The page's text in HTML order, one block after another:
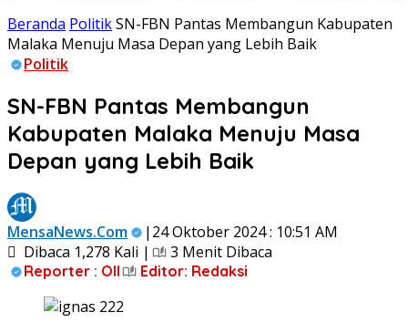
Beranda PolitikSN-FBN Pantas Membangun Kabupaten
Malaka Menuju Masa Depan yang Lebih Baik
Politik
SN-FBN Pantas Membangun
Kabupaten Malaka Menuju Masa
Depan yang Lebih Baik
MensaNews.Com
|24 Oktober 2024 : 10:51 AM
Dibaca 1,278 Kali |
3 Menit Dibaca
Reporter : Oll Editor: Redaksi